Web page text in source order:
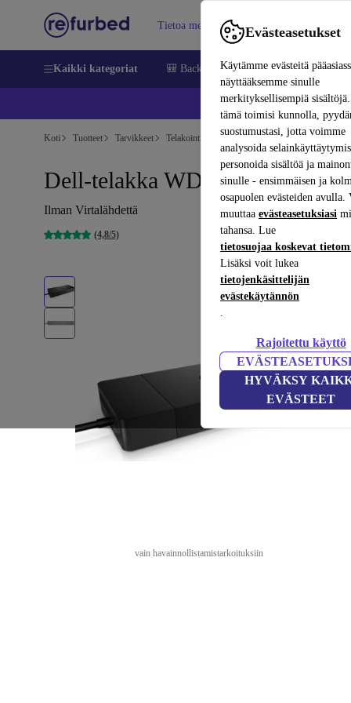
Evästeasetukset
Käytämme evästeitä
näyttääksemme sinulle
merkityksellisempiä
tämä toimisi kunnolla,
suostumustasi, jotta voimme
analysoida
personoida sisältöä ja
sinulle - ensimmäisen ja
osapuolen evästeiden avulla.
muuttaa evästeasetuksiasi
tahansa. Lue
tietosuojaa koskevat
Lisäksi voit lukea
tietojenkäsittelijän
evästekäytännön
.
Rajoitettu käyttö
HYVÄKSY
EVÄSTEET
Tietoa meistä Myy Apua
Kaikki kategoriat 🎒 Back to school Matkapuhelimet ja
📱
Koti Tuotteet Tarvikkeet Telakointiasemat
Dell-telakka WD19S
Ilman Virtalähdettä
(4,8/5)
vain havainnollistamistarkoituksiin